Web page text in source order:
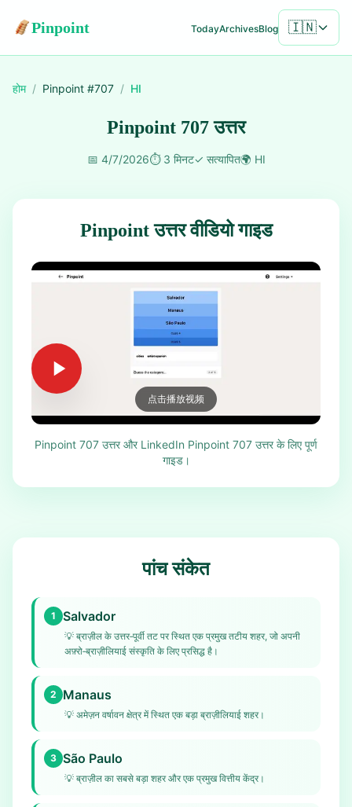
Pinpoint TodayArchivesBlog 🇮🇳
होम / Pinpoint #707 / HI
Pinpoint 707 उत्तर
📅 4/7/2026⏱️ 3 मिनट✓ सत्यापित🌍 HI
Pinpoint उत्तर वीडियो गाइड
点击播放视频
Pinpoint 707 उत्तर और LinkedIn Pinpoint 707 उत्तर के लिए पूर्ण
गाइड।
पांच संकेत
1 Salvador
💡 ब्राज़ील के उत्तर‑पूर्वी तट पर स्थित एक प्रमुख तटीय शहर, जो अपनी
अफ़्रो‑ब्राज़ीलियाई संस्कृति के लिए प्रसिद्ध है।
2 Manaus
💡 अमेज़न वर्षावन क्षेत्र में स्थित एक बड़ा ब्राज़ीलियाई शहर।
3 São Paulo
💡 ब्राज़ील का सबसे बड़ा शहर और एक प्रमुख वित्तीय केंद्र।